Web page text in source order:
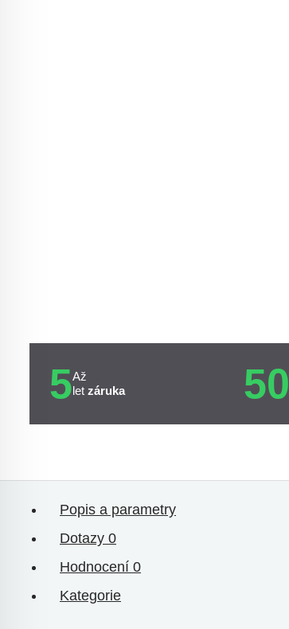
5Až
let záruka 50
Popis a parametry
Dotazy 0
Hodnocení 0
Kategorie